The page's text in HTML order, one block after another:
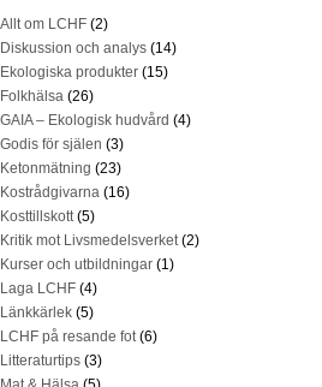
Allt om LCHF (2)
Diskussion och analys (14)
Ekologiska produkter (15)
Folkhälsa (26)
GAIA – Ekologisk hudvård (4)
Godis för själen (3)
Ketonmätning (23)
Kostrådgivarna (16)
Kosttillskott(5)
Kritik mot Livsmedelsverket(2)
Kurser och utbildningar (1)
Laga LCHF (4)
Länkkärlek (5)
LCHF på resande fot(6)
Litteraturtips (3)